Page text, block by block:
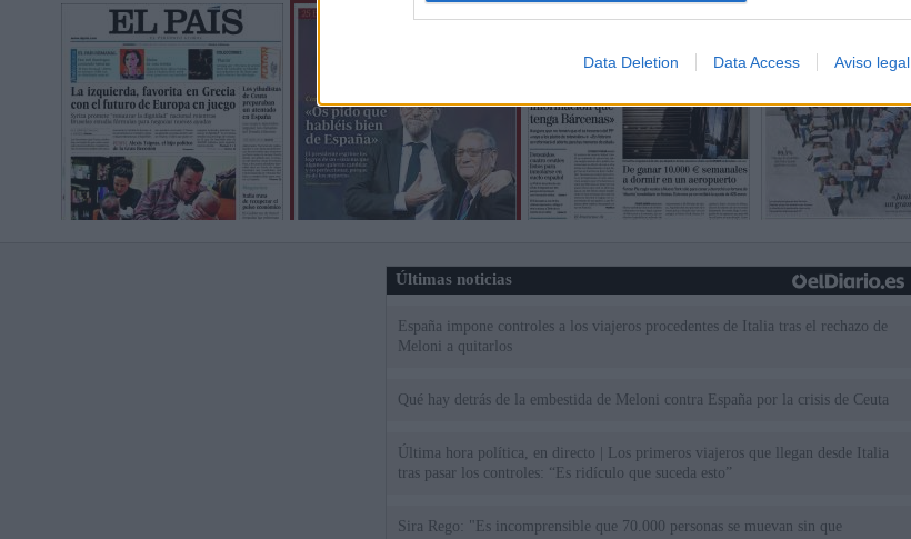
Data Deletion Data Access Aviso legal
Últimas noticias
España impone controles a los viajeros procedentes de Italia tras el rechazo de
Meloni a quitarlos
Qué hay detrás de la embestida de Meloni contra España por la crisis de Ceuta
Última hora política, en directo | Los primeros viajeros que llegan desde Italia
tras pasar los controles: “Es ridículo que suceda esto”
Sira Rego: "Es incomprensible que 70.000 personas se muevan sin que